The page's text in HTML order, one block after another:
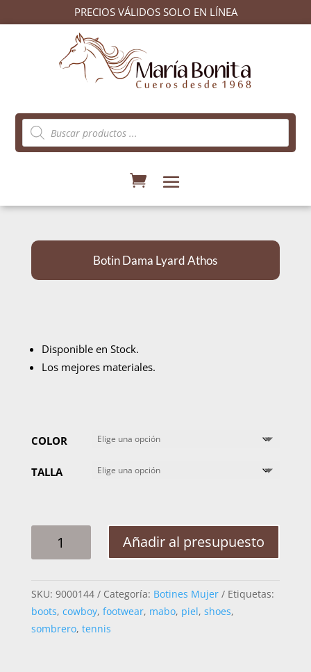
PRECIOS VÁLIDOS SOLO EN LÍNEA
Búsqueda
de
productos
Botin Dama Lyard Athos
Disponible en Stock.
Los mejores materiales.
COLOR
TALLA
CANTIDAD
Añadir al presupuesto
SKU: 9000144 Categoría: Botines Mujer
Etiquetas:
boots, cowboy, footwear, mabo, piel, shoes,
sombrero, tennis